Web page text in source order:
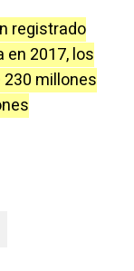
registrado
en 2017, los
millones